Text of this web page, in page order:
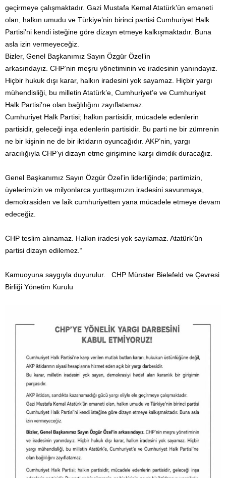
geçirmeye çalışmaktadır. Gazi Mustafa Kemal Atatürk’ün emaneti
olan, halkın umudu ve Türkiye’nin birinci partisi Cumhuriyet Halk
Partisi’ni kendi isteğine göre dizayn etmeye kalkışmaktadır. Buna
asla izin vermeyeceğiz.
Bizler, Genel Başkanımız Sayın Özgür Özel’in
arkasındayız. CHP’nin meşru yönetiminin ve iradesinin yanındayız.
Hiçbir hukuk dışı karar, halkın iradesini yok sayamaz. Hiçbir yargı
mühendisliği, bu milletin Atatürk’e, Cumhuriyet’e ve Cumhuriyet
Halk Partisi’ne olan bağlılığını zayıflatamaz.
Cumhuriyet Halk Partisi; halkın partisidir, mücadele edenlerin
partisidir, geleceği inşa edenlerin partisidir. Bu parti ne bir zümrenin
ne bir kişinin ne de bir iktidarın oyuncağıdır. AKP’nin, yargı
aracılığıyla CHP’yi dizayn etme girişimine karşı dimdik duracağız.
Genel Başkanımız Sayın Özgür Özel’in liderliğinde; partimizin,
üyelerimizin ve milyonlarca yurttaşımızın iradesini savunmaya,
demokrasiden ve laik cumhuriyetten yana mücadele etmeye devam
edeceğiz.
CHP teslim alınamaz. Halkın iradesi yok sayılamaz. Atatürk’ün
partisi dizayn edilemez.“
Kamuoyuna saygıyla duyurulur. CHP Münster Bielefeld ve Çevresi
Birliği Yönetim Kurulu